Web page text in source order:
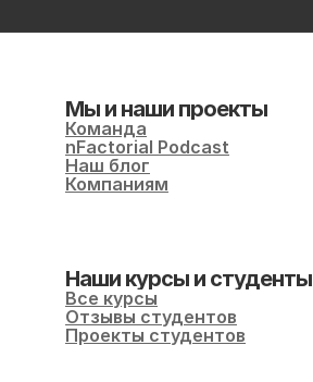
Мы и наши проекты
Команда
nFactorial Podcast
Наш блог
Компаниям
Наши курсы и студенты
Все курсы
Отзывы студентов
Проекты студентов